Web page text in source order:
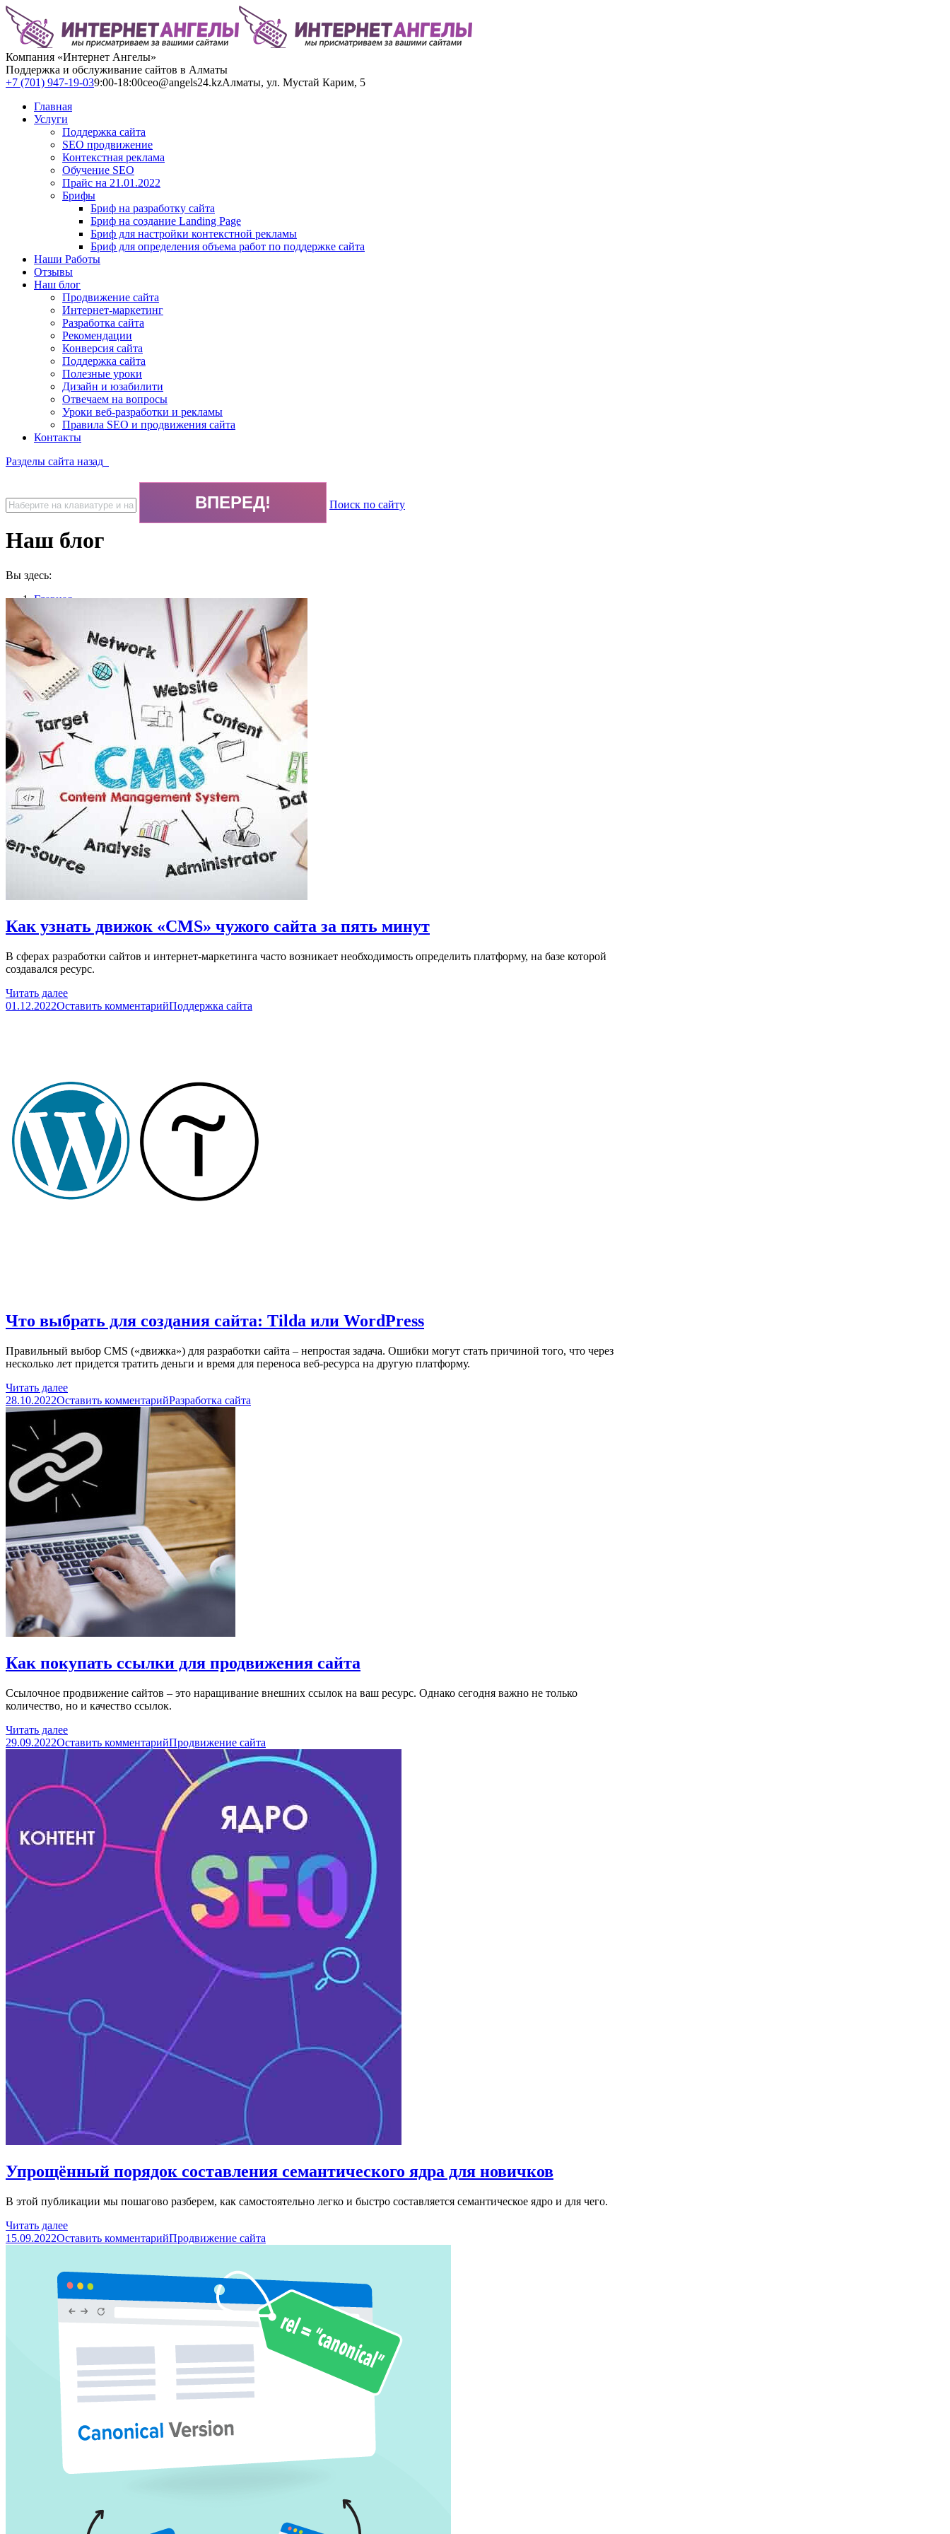
Компания «Интернет Ангелы»
Поддержка и обслуживание сайтов в Алматы
+7 (701) 947-19-039:00-18:00ceo@angels24.kzАлматы, ул. Мустай Карим, 5
Главная
Услуги
Поддержка сайта
SEO продвижение
Контекстная реклама
Обучение SEO
Прайс на 21.01.2022
Брифы
Бриф на разработку сайта
Бриф на создание Landing Page
Бриф для настройки контекстной рекламы
Бриф для определения объема работ по поддержке сайта
Наши Работы
Отзывы
Наш блог
Продвижение сайта
Интернет-маркетинг
Разработка сайта
Рекомендации
Конверсия сайта
Поддержка сайта
Полезные уроки
Дизайн и юзабилити
Отвечаем на вопросы
Уроки веб-разработки и рекламы
Правила SEO и продвижения сайта
Контакты
Разделы сайта назад
Поиск по сайту
Наш блог
Вы здесь:
Главная
Страница 7
Как узнать движок «CMS» чужого сайта за пять минут
В сферах разработки сайтов и интернет-маркетинга часто возникает необходимость определить платформу, на базе которой
создавался ресурс.
Читать далее
01.12.2022Оставить комментарийПоддержка сайта
Что выбрать для создания сайта: Tilda или WordPress
Правильный выбор CMS («движка») для разработки сайта – непростая задача. Ошибки могут стать причиной того, что через
несколько лет придется тратить деньги и время для переноса веб-ресурса на другую платформу.
Читать далее
28.10.2022Оставить комментарийРазработка сайта
Как покупать ссылки для продвижения сайта
Ссылочное продвижение сайтов – это наращивание внешних ссылок на ваш ресурс. Однако сегодня важно не только
количество, но и качество ссылок.
Читать далее
29.09.2022Оставить комментарийПродвижение сайта
Упрощённый порядок составления семантического ядра для новичков
В этой публикации мы пошагово разберем, как самостоятельно легко и быстро составляется семантическое ядро и для чего.
Читать далее
15.09.2022Оставить комментарийПродвижение сайта